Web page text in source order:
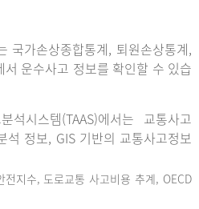
국가손상종합통계, 퇴원손상통계,
운수사고 정보를 확인할 수 있습
석시스템(TAAS)에서는 교통사고
석 정보, GIS 기반의 교통사고정보
지수, 도로교통 사고비용 추계, OECD